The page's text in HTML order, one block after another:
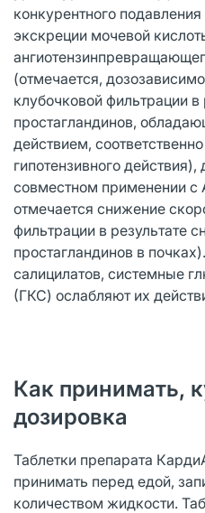
конкурентного
экскреции мочевой
(отмечается,
клубочковой фильтрации в
простагландинов,
действием,
гипотензивного
совместном применении с
отмечается снижение
фильтрации в результате
простагландинов в
салицилатов, системные
(ГКС) ослабляют их
Как принимать,
дозировка
Таблетки препарата
принимать перед едой,
количеством жидкости.